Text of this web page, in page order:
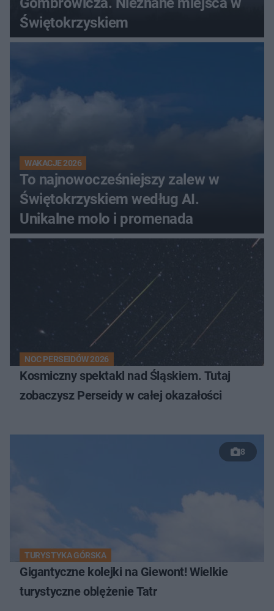
Świętokrzyskiem
WAKACJE 2026
To najnowocześniejszy zalew w
Świętokrzyskiem według AI.
Unikalne molo i promenada
NOC PERSEIDÓW 2026
Kosmiczny spektakl nad Śląskiem. Tutaj
zobaczysz Perseidy w całej okazałości
8
TURYSTYKA GÓRSKA
Gigantyczne kolejki na Giewont! Wielkie
turystyczne oblężenie Tatr